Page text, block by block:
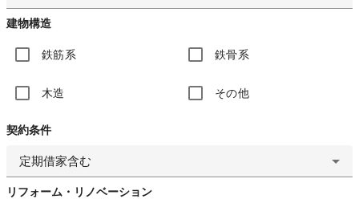
建物構造
鉄筋系 鉄骨系
木造 その他
契約条件
定期借家含む
リフォーム・リノベーション